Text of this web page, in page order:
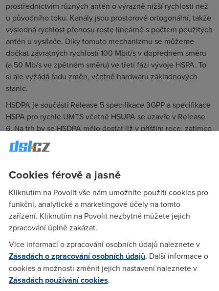
prostřednictvím různých antén o výrazně nižší rychlosti než
u původního toku. Kanály jsou prostorově ortogonální, takže
výsledná rychlost přenosu roste lineárně s počtem použitých
antén u vysílače. Díky tomuto mechanizmu se můžeme
dočkat závratných rychlostí 100 Mbit/s v dopředném směru
(a 50 Mb/s ve zpětném směru) ve třetí fázi vývoje HSPA. To
si ale vyžádá řadu změn, včetně hardwaru základnových
stanic.
HSDPA je součástí Release 5 specifikace 3GPP a specifikace
HSPA pro rychlé UMTS včetně HSUPA se uzavře v Release
6. Na trh by se HSDPA mělo dostat již v příštím roce, zatímco
na HSUPA si ještě bude třeba další rok počkat.
Konkurence nespí
Širokopásmový přístup se dnes realizuje celou řadou
mezi sebou konkurují satelitní připojení, Wi-Fi a WiMAX.
Mobilní přístup sice umožňují jen některé technologie, ale
konkurence v nejbližších letech poroste. Mobilní rychlé
připojení totiž ocení nejen mobilní profesionálové, ale běžní
uživatelé v oblastech nezajímavých pro jiné služby –
venkov, vzdálené lokality, řídce osídlené oblasti.
Ostatně sama Evropská komise připouští, že v Evropě
nebude ani za 8 let obslouženo nejméně pět miliónů
Cookies férově a jasně
Kliknutím na Povolit vše nám umožníte použití cookies pro
funkční, analytické a marketingové účely na tomto
zařízení. Kliknutím na Povolit nezbytné můžete jejich
zpracování úplně zakázat.
Více informací o zpracování osobních údajů naleznete v
Zásadách o zpracování osobních údajů. Další informace o
cookies a možnosti změnit jejich nastavení naleznete v
Zásadách používání cookies.